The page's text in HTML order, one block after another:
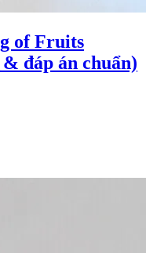
of Fruits
đáp án chuẩn)